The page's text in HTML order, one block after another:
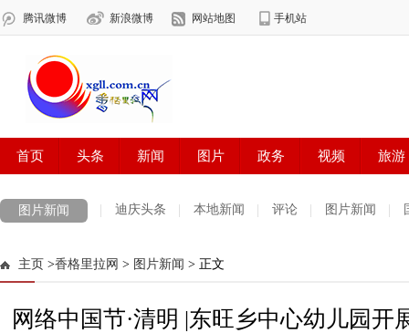
图片新闻 迪庆头条 本地新闻 评论 图片新闻
主页 >香格里拉网 > 图片新闻 > 正文
网络中国节·清明 |东旺乡中心幼儿园开